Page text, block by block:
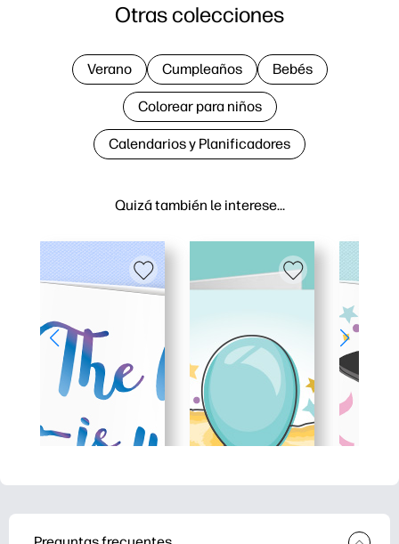
Quizá también le interese…
Otras colecciones
Verano Cumpleaños Bebés
Colorear para niños
Calendarios y Planificadores